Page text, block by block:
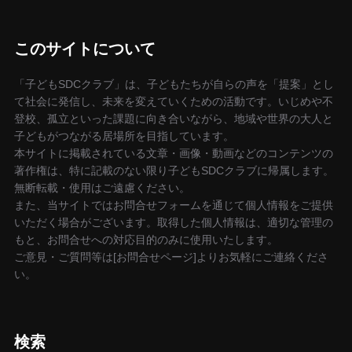
このサイトについて
「子どもSDCクラブ」は、子どもたちが自らの声を「提案」とし
て社会に発信し、未来を変えていくための活動です。いじめや不
登校、孤立といった課題に向き合いながら、地域や世界の大人と
子どもがつながる居場所を目指しています。
本サイトに掲載されている文章・画像・動画などのコンテンツの
著作権は、特に記載のない限り子どもSDCクラブに帰属します。
無断転載・使用はご遠慮ください。
また、当サイトではお問合せフォームを通じて個人情報をご提供
いただく場合がございます。取得した個人情報は、適切な管理の
もと、お問合せへの対応目的のみに使用いたします。
ご意見・ご質問等は[お問合せページ]よりお気軽にご連絡くださ
い。
検索